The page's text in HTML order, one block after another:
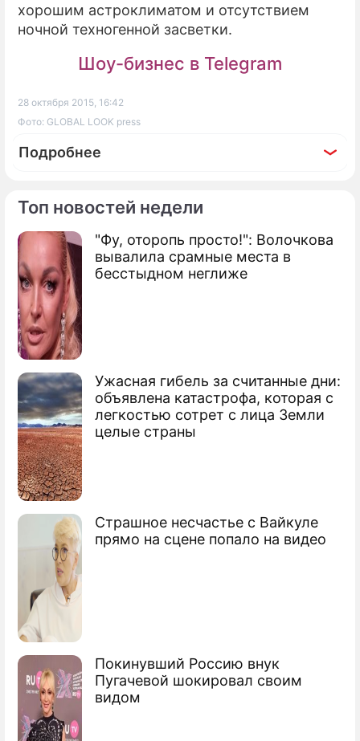
Топ новостей недели
"Фу, оторопь просто!": Волочкова
вывалила срамные места в
бесстыдном неглиже
Ужасная гибель за считанные дни:
объявлена катастрофа, которая с
легкостью сотрет с лица Земли
целые страны
Страшное несчастье с Вайкуле
прямо на сцене попало на видео
Покинувший Россию внук
Пугачевой шокировал своим
видом
хорошим астроклиматом и отсутствием
ночной техногенной засветки.
Шоу-бизнес в Telegram
28 октября 2015, 16:42
Фото: GLOBAL LOOK press
Подробнее
По теме
Продолжение: Россиянки
Очевидцы о падении метеорита в
Байкал
Огромный метеорит упал в Байкал
(видео)
"Метеоритные" алмазы обогатят
Россию
На Землю надвигаются метеориты